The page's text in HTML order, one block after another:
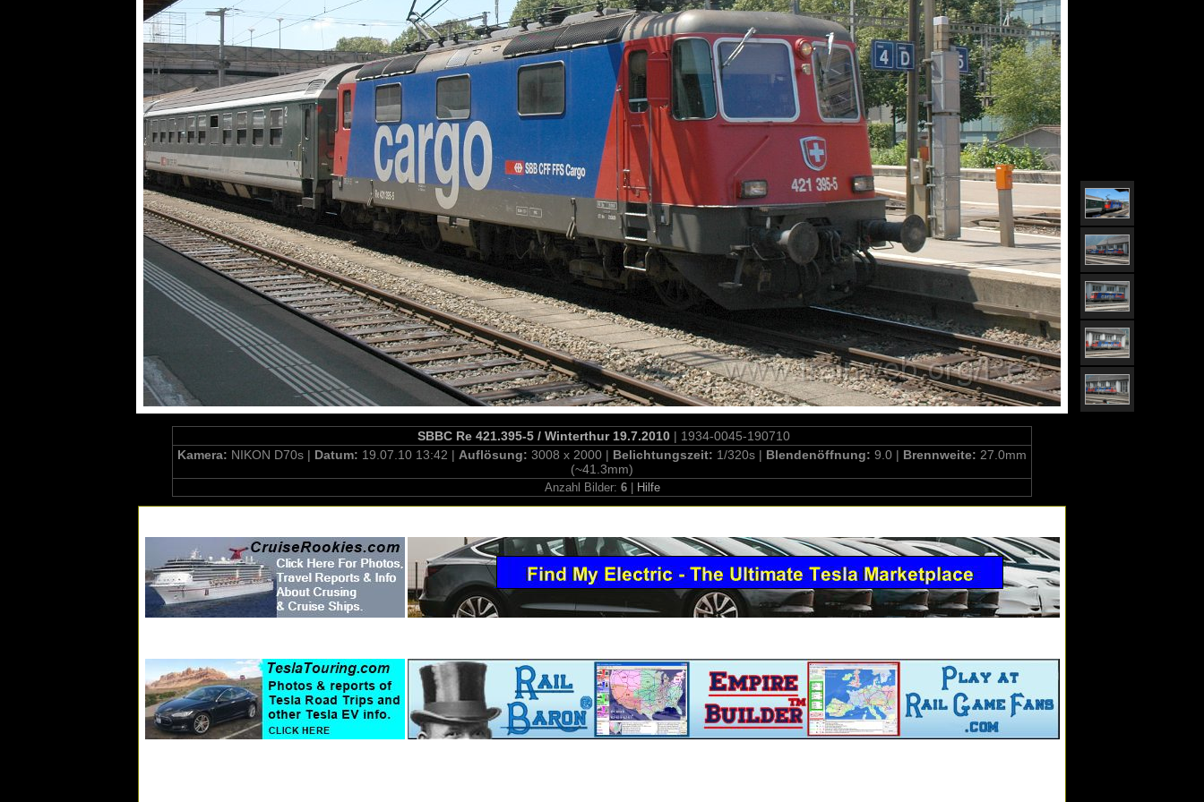
SBBC Re 421.395-5 / Winterthur 19.7.2010 | 1934-0045-190710
Kamera: NIKON D70s | Datum: 19.07.10 13:42 | Auflösung: 3008 x 2000 | Belichtungszeit: 1/320s | Blendenöffnung: 9.0 | Brennweite: 27.0mm
(~41.3mm)
Anzahl Bilder: 6| Hilfe